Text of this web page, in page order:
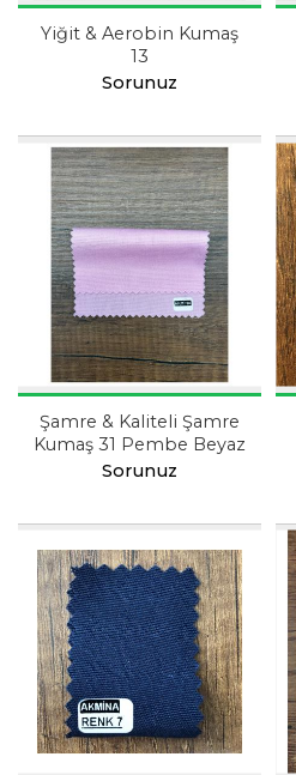
Yiğit & Aerobin Kumaş
13
Sorunuz
Şamre & Kaliteli Şamre
Kumaş 31 Pembe Beyaz
Sorunuz